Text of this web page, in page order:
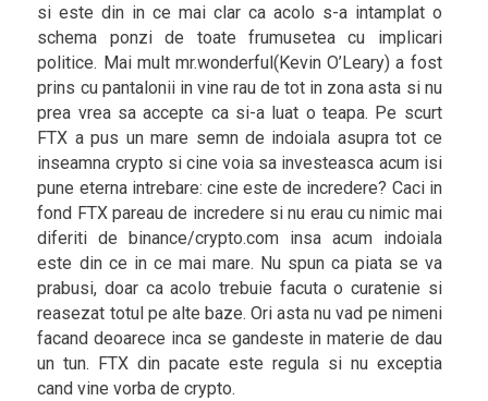
si este din in ce mai clar ca acolo s-a intamplat o
schema ponzi de toate frumusetea cu implicari
politice. Mai mult mr.wonderful(Kevin O’Leary) a fost
prins cu pantalonii in vine rau de tot in zona asta si nu
prea vrea sa accepte ca si-a luat o teapa. Pe scurt
FTX a pus un mare semn de indoiala asupra tot ce
inseamna crypto si cine voia sa investeasca acum isi
pune eterna intrebare: cine este de incredere? Caci in
fond FTX pareau de incredere si nu erau cu nimic mai
diferiti de binance/crypto.com insa acum indoiala
este din ce in ce mai mare. Nu spun ca piata se va
prabusi, doar ca acolo trebuie facuta o curatenie si
reasezat totul pe alte baze. Ori asta nu vad pe nimeni
facand deoarece inca se gandeste in materie de dau
un tun. FTX din pacate este regula si nu exceptia
cand vine vorba de crypto.